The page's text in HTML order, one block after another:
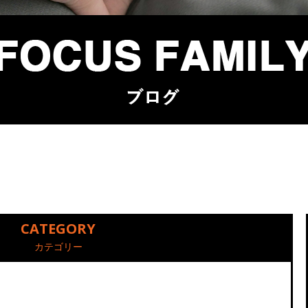
CATEGORY
カテゴリー